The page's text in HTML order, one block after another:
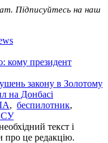
Підписуйтесь на наш
кому президент
закону в Золотому
на Донбасі
, беспилотник,
текст і
про це редакцію.